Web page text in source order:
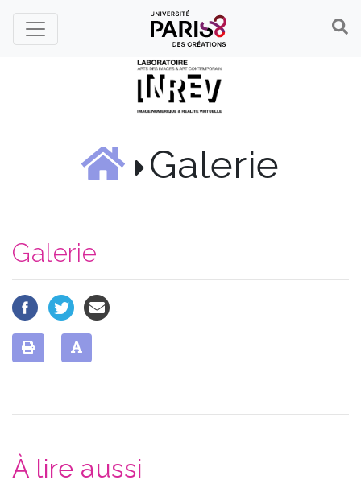
Panneau de gestion des cookies
Galerie
Galerie
À lire aussi